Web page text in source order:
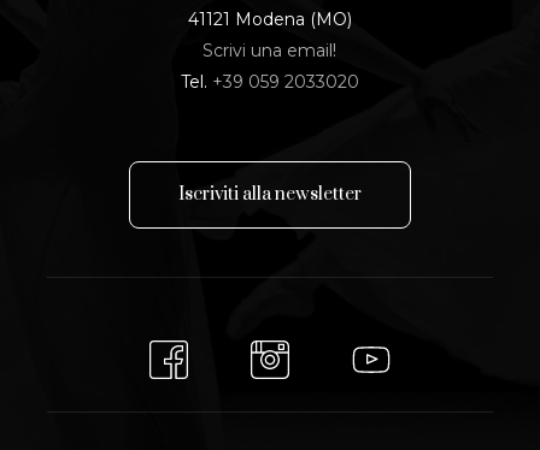
41121 Modena (MO)
Scrivi una email!
Tel. +39 059 2033020
Iscriviti allanewsletter